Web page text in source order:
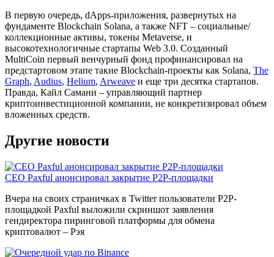
В первую очередь, dApps-приложения, развернутых на
фундаменте Blockchain Solana, а также NFT – социальные/
коллекционные активы, токены Metaverse, и
высокотехнологичные стартапы Web 3.0. Созданный
MultiCoin первый венчурный фонд профинансировал на
предстартовом этапе такие Blockchain-проекты как Solana, The
Graph, Audius, Helium, Arweave и еще три десятка стартапов.
Правда, Кайл Самани – управляющий партнер
криптоинвестиционной компании, не конкретизировал объем
вложенных средств.
Другие новости
CEO Paxful анонсировал закрытие P2P-площадки
Вчера на своих страничках в Twitter пользователи P2P-
площадкой Paxful выложили скриншот заявления
гендиректора пиринговой платформы для обмена
криптовалют – Рэя